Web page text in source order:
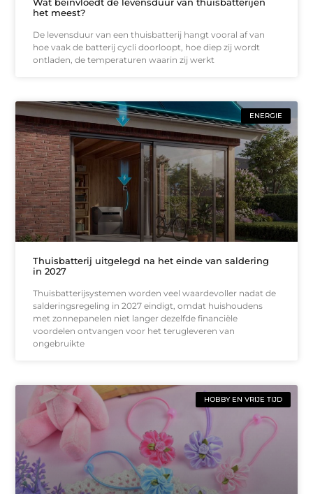
het meest?
De levensduur van een thuisbatterij hangt vooral af van
hoe vaak de batterij cycli doorloopt, hoe diep zij wordt
ontladen, de temperaturen waarin zij werkt
ENERGIE
Thuisbatterij uitgelegd na het einde van saldering
in 2027
Thuisbatterijsystemen worden veel waardevoller nadat de
salderingsregeling in 2027 eindigt, omdat huishoudens
met zonnepanelen niet langer dezelfde financiële
voordelen ontvangen voor het terugleveren van
ongebruikte
HOBBY EN VRIJE TIJD